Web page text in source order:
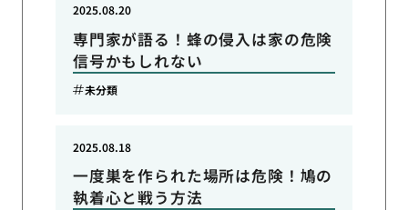
専門家が語る！蜂の侵入は家の危険
信号かもしれない
2025.08.20
未分類
一度巣を作られた場所は危険！鳩の
執着心と戦う方法
2025.08.18